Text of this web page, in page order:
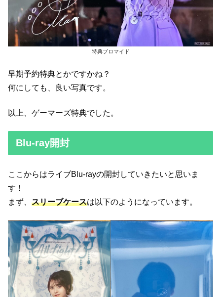
特典ブロマイド
早期予約特典とかですかね？
何にしても、良い写真です。
以上、ゲーマーズ特典でした。
Blu-ray開封
ここからはライブBlu-rayの開封していきたいと思いま
す！
まず、 スリーブケースは以下のようになっています。